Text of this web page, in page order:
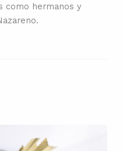
como hermanos y